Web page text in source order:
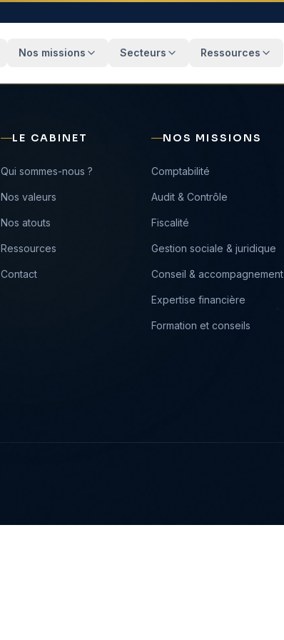
Nos missions Secteurs Ressources
LE CABINET
›
Qui sommes-nous ?
›
Nos valeurs
›
Nos atouts
›
Ressources
›
Contact
NOS MISSIONS
›
Comptabilité
›
Audit & Contrôle
›
Fiscalité
›
Gestion sociale & juridique
›
Conseil & accompagnement
›
Expertise financière
›
Formation et conseils